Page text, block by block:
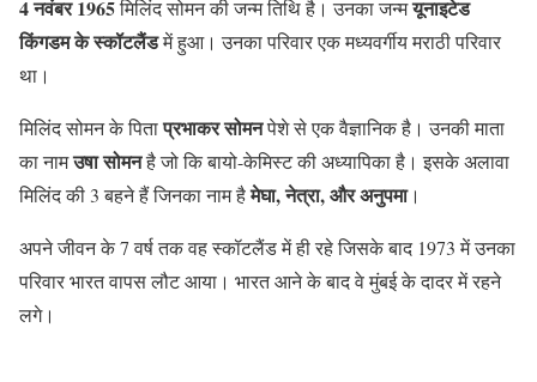
4 नवंबर 1965मिलिंद सोमन की जन्म तिथि है। उनका जन्मयूनाइटेड
किंगडम के स्कॉटलैंडमें हुआ। उनका परिवार एक मध्यवर्गीय मराठी परिवार
था।
मिलिंद सोमन के पिताप्रभाकर सोमनपेशे से एक वैज्ञानिक है। उनकी माता
का नामउषा सोमनहै जो कि बायो-केमिस्ट की अध्यापिका है। इसके अलावा
मिलिंद की 3 बहने हैं जिनका नाम हैमेघा, नेत्रा, और अनुपमा।
अपने जीवन के 7 वर्ष तक वह स्कॉटलैंड में ही रहे जिसके बाद 1973 में उनका
परिवार भारत वापस लौट आया। भारत आने के बाद वे मुंबई के दादर में रहने
लगे।